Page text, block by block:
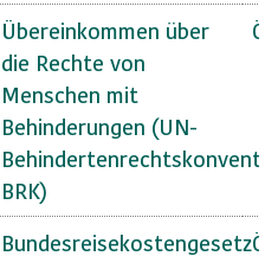
Übereinkommen über
die Rechte von
Menschen mit
Behinderungen (UN-
BRK)
Bundesreisekostengesetz